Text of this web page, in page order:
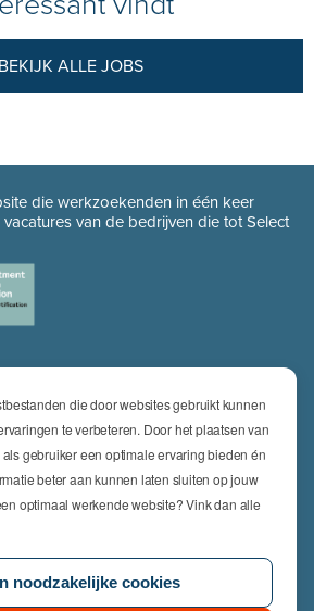
die door websites gebruikt kunnen
te verbeteren. Door het plaatsen van
gebruiker een optimale ervaring bieden én
beter aan kunnen laten sluiten op jouw
optimaal werkende website? Vink dan alle
noodzakelijke cookies
BEKIJK ALLE JOBS
die werkzoekenden in één keer
van de bedrijven die tot Select